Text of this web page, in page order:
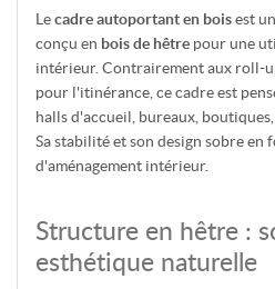
Lecadre autoportant en boisest
conçu en bois de hêtre pour une
intérieur. Contrairement aux roll-
pour l'itinérance, ce cadre est
halls d'accueil, bureaux,
Sa stabilité et son design sobre en
d'aménagement intérieur.
Structure en hêtre :
esthétique naturelle